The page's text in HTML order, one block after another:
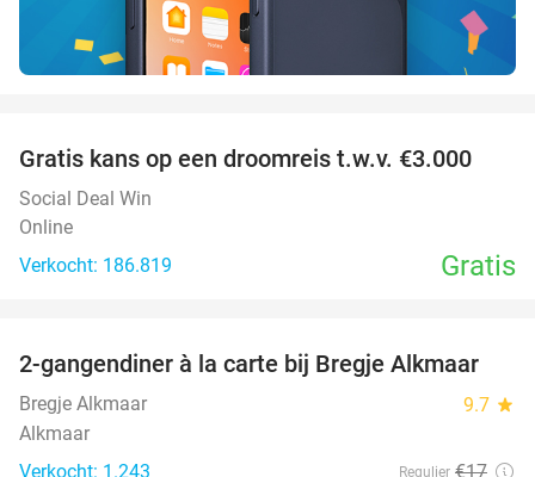
Gratis kans op een droomreis t.w.v. €3.000
Social Deal Win
Online
Verkocht: 186.819
Gratis
12%
2-gangendiner à la carte bij Bregje Alkmaar
Bregje Alkmaar 9.7 star
Alkmaar
Verkocht: 1.243
Regulier €17